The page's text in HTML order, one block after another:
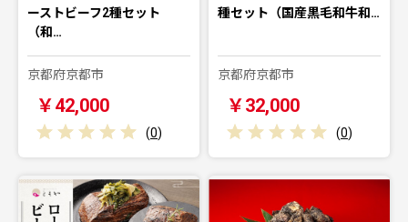
ーストビーフ2種セット
（和…
京都府京都市
￥42,000
(0)
種セット（国産黒毛和牛和…
京都府京都市
￥32,000
(0)